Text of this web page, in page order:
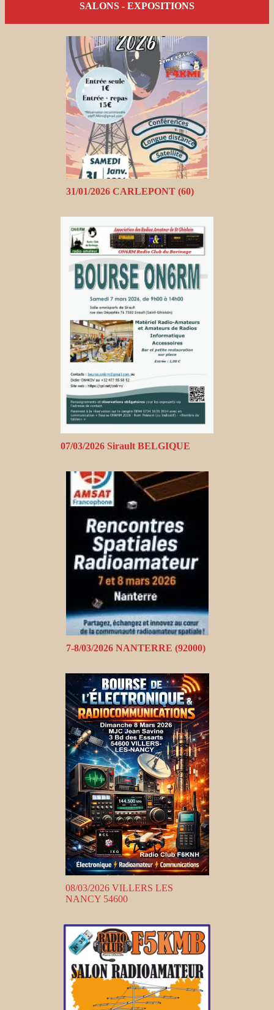
SALONS - EXPOSITIONS
31/01/2026 CARLEPONT (60)
07/03/2026 Sirault BELGIQUE
7-8/03/2026 NANTERRE (92000)
08/03/2026 VILLERS LES
NANCY 54600